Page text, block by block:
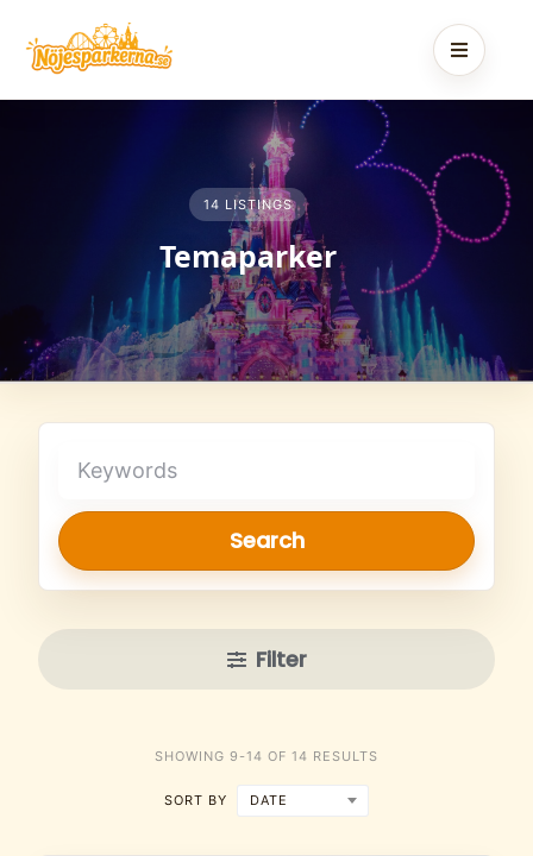
content
14 LISTINGS
Temaparker
Search
Filter
SHOWING 9-14 OF 14 RESULTS
SORT BY DATE